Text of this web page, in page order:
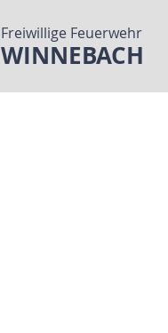
Freiwillige Feuerwehr
WINNEBACH